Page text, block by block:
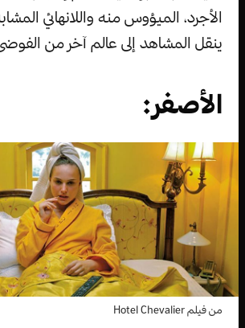
الأجرد، الميؤوس منه واللانهائي
ينقل المشاهد إلى عالم آخر من الفوضى
الأصفر:
من فيلم Hotel Chevalier